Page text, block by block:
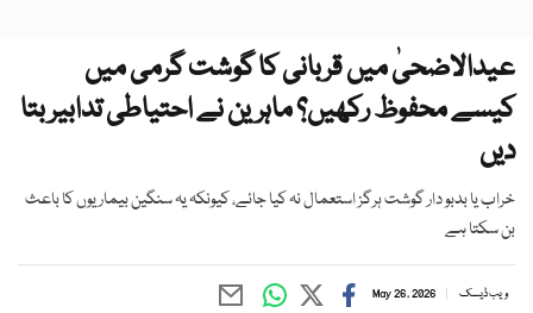
عیدالاضحیٰ میں قربانی کا گوشت گرمی میں
کیسے محفوظ رکھیں؟ ماہرین نے احتیاطی تدابیر بتا
دیں
خراب یا بدبو دار گوشت ہرگز استعمال نہ کیا جائے، کیونکہ یہ سنگین بیماریوں کا باعث
بن سکتا ہے
ویب ڈیسک May 26, 2026